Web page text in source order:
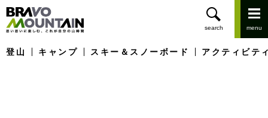
登山 キャンプ スキー＆スノーボード アクティビテ